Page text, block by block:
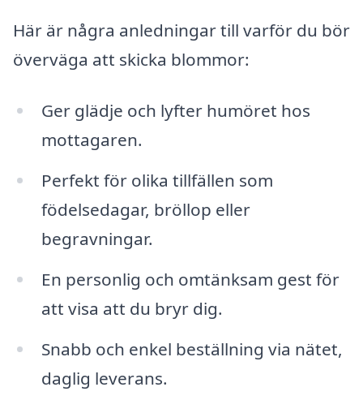
Här är några anledningar till varför du bör
överväga att skicka blommor:
Ger glädje och lyfter humöret hos
mottagaren.
Perfekt för olika tillfällen som
födelsedagar, bröllop eller
begravningar.
En personlig och omtänksam gest för
att visa att du bryr dig.
Snabb och enkel beställning via nätet,
daglig leverans.